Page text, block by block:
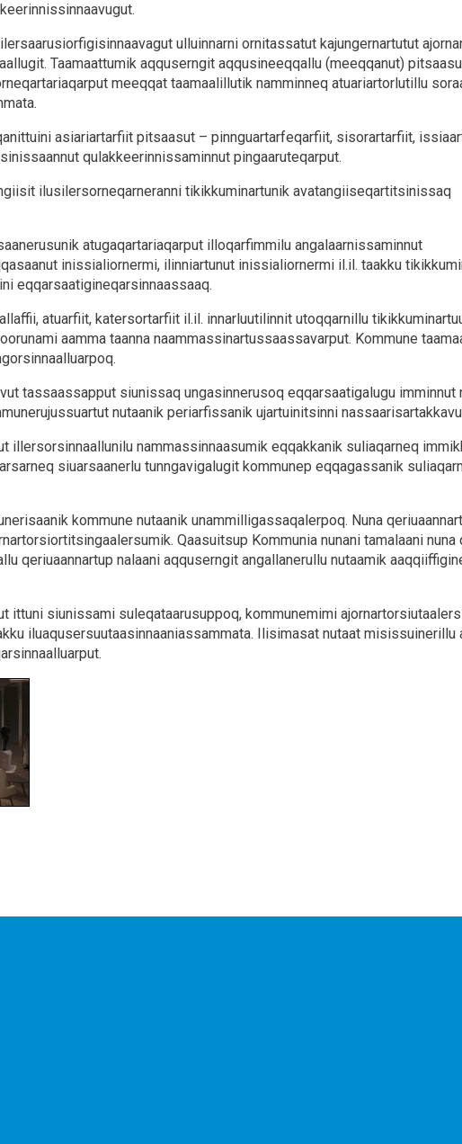
ulluinnarni ornitassatut kajungernartutut
Taamaattumik aqquserngit aqqusineeqqallu (meeqqanut)
meeqqat taamaalillutik namminneq atuariartorlutillu
asiariartarfiit pitsaasut – pinnguartarfeqarfiit, sisorartarfiit,
qulakkeerinnissaminnut pingaaruteqarput.
ilusilersorneqarneranni tikikkuminartunik avatangiiseqartitsinissaq
atugaqartariaqarput illoqarfimmilu angalaarnissaminnut
inissialiornermi, ilinniartunut inissialiornermi il.il. taakku
eqqarsaatigineqarsinnaassaaq.
atuarfiit, katersortarfiit il.il. innarluutilinnit utoqqarnillu
aamma taanna naammassinartussaassavarput. Kommune
tassaassapput siunissaq ungasinnerusoq eqqarsaatigalugu imminnut
nutaanik periarfissanik ujartuinitsinni
illersorsinnaallunilu nammassinnaasumik eqqakkanik suliaqarneq
siuarsaanerlu tunngavigalugit kommunep eqqagassanik
kommune nutaanik unammilligassaqalerpoq. Nuna
Qaasuitsup Kommunia nunani tamalaani
qeriuaannartup nalaani aqquserngit angallanerullu nutaamik
ittuni siunissami suleqataarusuppoq, kommunemimi
iluaqusersuutaasinnaaniassammata. Ilisimasat nutaat misissuinerillu